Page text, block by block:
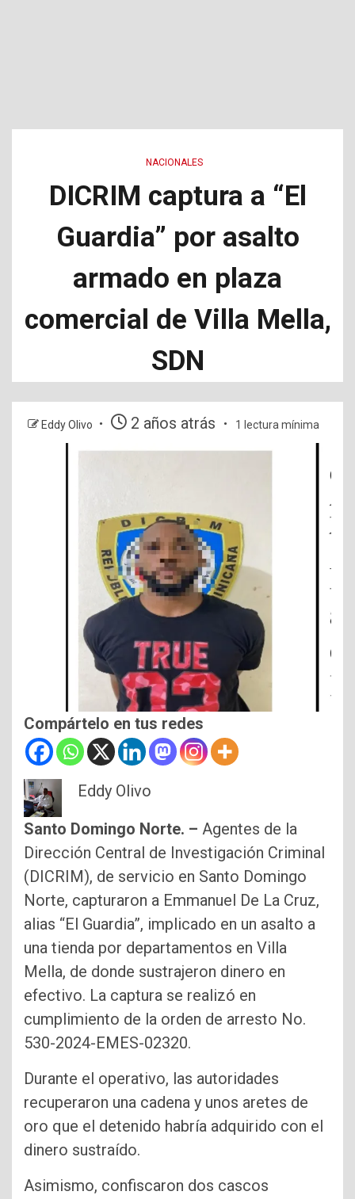
NACIONALES
DICRIM captura a “El
Guardia” por asalto
armado en plaza
comercial de Villa Mella,
SDN
Eddy Olivo 2 años atrás 1 lectura mínima
Compártelo en tus redes
Eddy Olivo
Santo Domingo Norte. – Agentes de la
Dirección Central de Investigación Criminal
(DICRIM), de servicio en Santo Domingo
Norte, capturaron a Emmanuel De La Cruz,
alias “El Guardia”, implicado en un asalto a
una tienda por departamentos en Villa
Mella, de donde sustrajeron dinero en
efectivo. La captura se realizó en
cumplimiento de la orden de arresto No.
530-2024-EMES-02320.
Durante el operativo, las autoridades
recuperaron una cadena y unos aretes de
oro que el detenido habría adquirido con el
dinero sustraído.
Asimismo, confiscaron dos cascos